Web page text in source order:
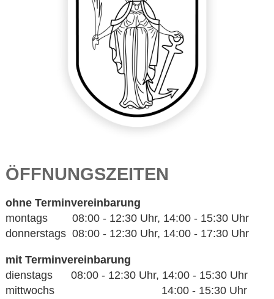
ÖFFNUNGSZEITEN
ohne Terminvereinbarung
montags 08:00 - 12:30 Uhr, 14:00 - 15:30 Uhr
donnerstags 08:00 - 12:30 Uhr, 14:00 - 17:30 Uhr
mit Terminvereinbarung
dienstags 08:00 - 12:30 Uhr, 14:00 - 15:30 Uhr
mittwochs 14:00 - 15:30 Uhr